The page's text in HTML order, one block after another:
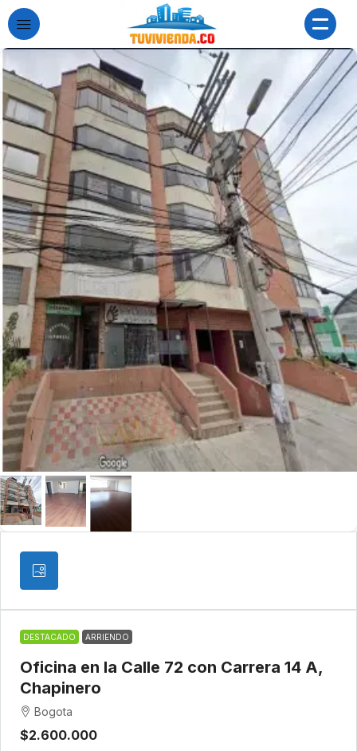
DESTACADO ARRIENDO
Oficina en la Calle 72 con Carrera 14 A,
Chapinero
Bogota
$2.600.000